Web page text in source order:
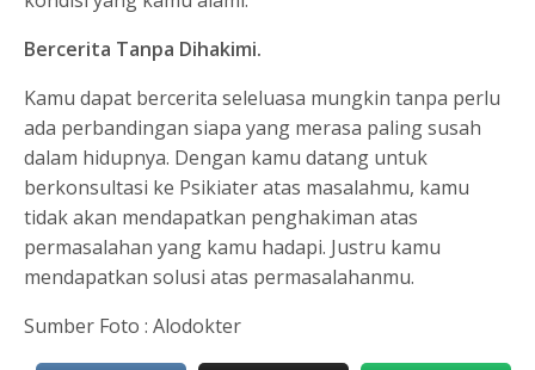
Bercerita Tanpa Dihakimi.
Kamu dapat bercerita seleluasa mungkin tanpa perlu
ada perbandingan siapa yang merasa paling susah
dalam hidupnya. Dengan kamu datang untuk
berkonsultasi ke Psikiater atas masalahmu, kamu
tidak akan mendapatkan penghakiman atas
permasalahan yang kamu hadapi. Justru kamu
mendapatkan solusi atas permasalahanmu.
Sumber Foto : Alodokter